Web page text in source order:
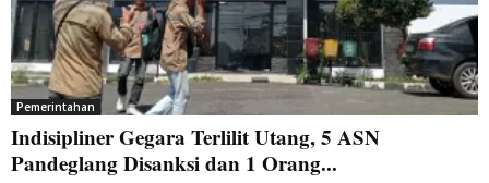
Pemerintahan
Indisipliner Gegara Terlilit Utang, 5 ASN
Pandeglang Disanksi dan 1 Orang...